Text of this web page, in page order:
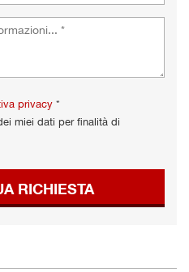
privacy *
miei dati per finalità di
RICHIESTA